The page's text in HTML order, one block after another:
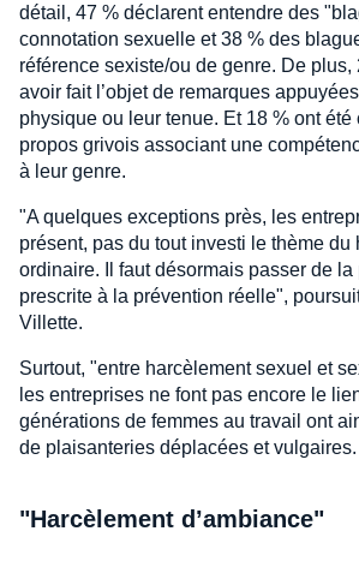
détail, 47 % déclarent entendre des
connotation sexuelle et 38 % des
référence sexiste/ou de genre. De plus,
avoir fait l’objet de remarques
physique ou leur tenue. Et 18 % ont été
propos grivois associant une
à leur genre.
"A quelques exceptions près, les
présent, pas du tout investi le thème du
ordinaire. Il faut désormais passer de la
prescrite à la prévention réelle",
Villette.
Surtout, "entre harcèlement sexuel et
les entreprises ne font pas encore le
générations de femmes au travail ont
de plaisanteries déplacées et vulgaires.
"Harcèlement d’ambiance"